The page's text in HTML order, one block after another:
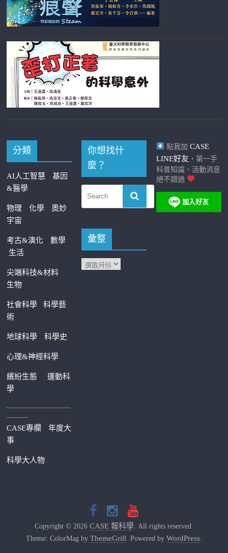
分類
AI人工智慧
基因
&醫學
物理 化學
奧妙
宇宙
考古&演化
數學
生活
尖端科技&材料
生物
社會科學科學藝
術
地球科學 科學史
心理&神經科學
繽紛生態運動科
學
—————————
———
CASE專欄
年度大
事
科學大人物
你想找什
麼？
彙整
點我加 CASE
LINE好友 ，第一手
科普知識、活動消息
絕不錯過
Copyright © 2026 CASE 報科學. All rights reserved.
Theme: ColorMag by ThemeGrill . Powered by WordPress.